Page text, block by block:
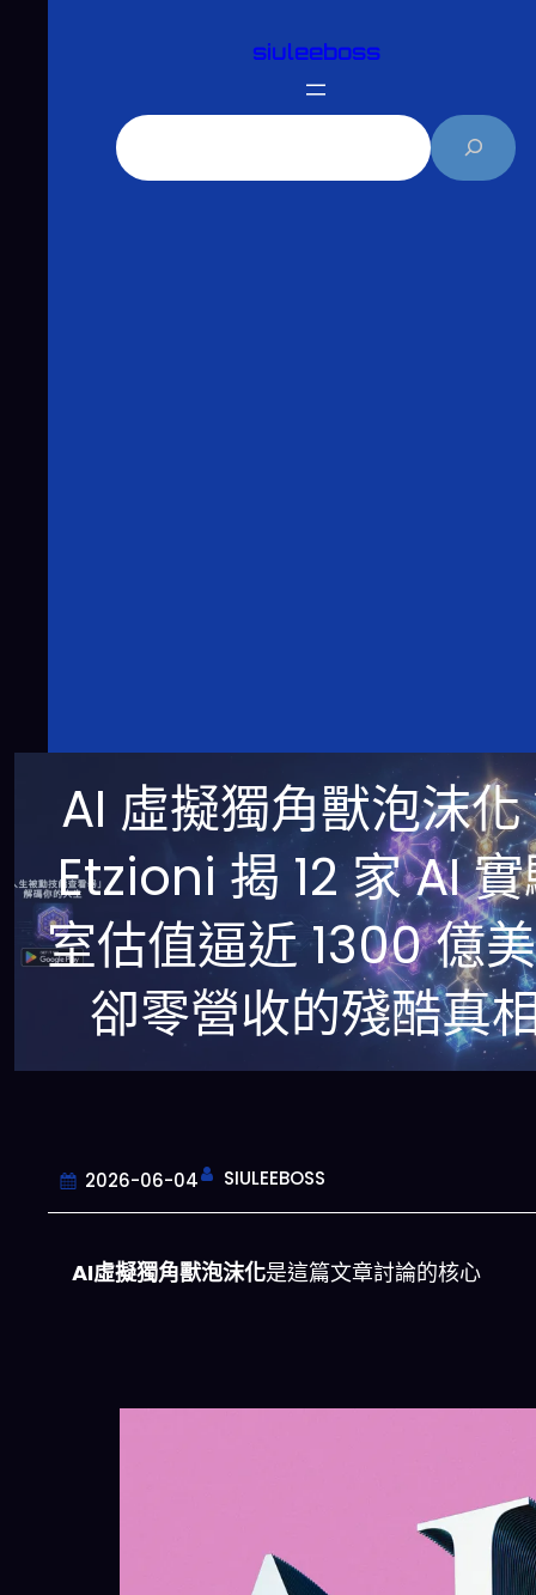
siuleeboss
AI 虛擬獨角獸泡沫化
Etzioni 揭 12 家 AI
室估值逼近 1300 億
卻零營收的殘酷真
2026-06-04 SIULEEBOSS
AI虛擬獨角獸泡沫化是這篇文章討論的核心